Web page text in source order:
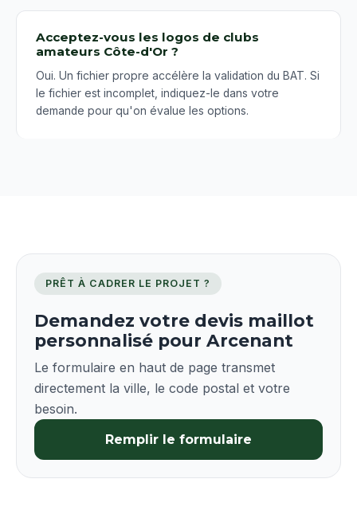
Acceptez-vous les logos de clubs
amateurs Côte-d'Or ?
Oui. Un fichier propre accélère la validation du BAT. Si
le fichier est incomplet, indiquez-le dans votre
demande pour qu'on évalue les options.
PRÊT À CADRER LE PROJET ?
Demandez votre devis maillot
personnalisé pour Arcenant
Le formulaire en haut de page transmet
directement la ville, le code postal et votre
besoin.
Remplir le formulaire